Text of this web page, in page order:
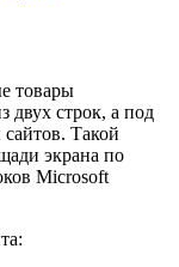
товары
двух строк, а под
Такой
экрана по
Microsoft